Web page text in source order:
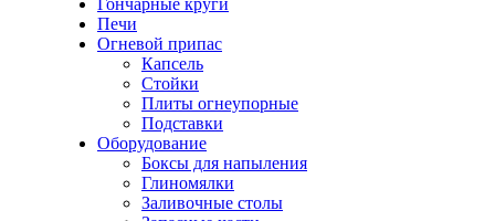
Гончарные круги
Печи
Огневой припас
Капсель
Стойки
Плиты огнеупорные
Подставки
Оборудование
Боксы для напыления
Глиномялки
Заливочные столы